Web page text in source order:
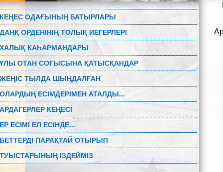
КЕҢЕС ОДАҒЫНЫҢ БАТЫРЛАРЫ
ДАҢҚ ОРДЕНІНІҢ ТОЛЫҚ ИЕГЕРЛЕРІ
ХАЛЫҚ КАҺАРМАНДАРЫ
ҰЛЫ ОТАН СОҒЫСЫНА ҚАТЫСҚАНДАР
ЖЕҢІС ТЫЛДА ШЫҢДАЛҒАН
ОЛАРДЫҢ ЕСІМДЕРІМЕН АТАЛДЫ...
АРДАГЕРЛЕР КЕҢЕСІ
ЕР ЕСІМІ ЕЛ ЕСІНДЕ...
БЕТТЕРДІ ПАРАҚТАЙ ОТЫРЫП
ТУЫСТАРЫНЫҢ ІЗДЕЙМІЗ